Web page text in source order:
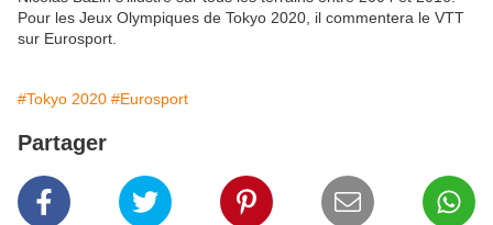
Pour les Jeux Olympiques de Tokyo 2020, il commentera le VTT
sur Eurosport.
#Tokyo 2020 #Eurosport
Partager